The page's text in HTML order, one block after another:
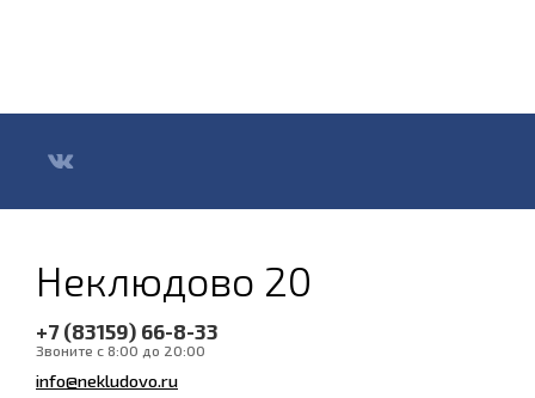
Неклюдово 20
+7 (83159) 66-8-33
Звоните с 8:00 до 20:00
info@nekludovo.ru